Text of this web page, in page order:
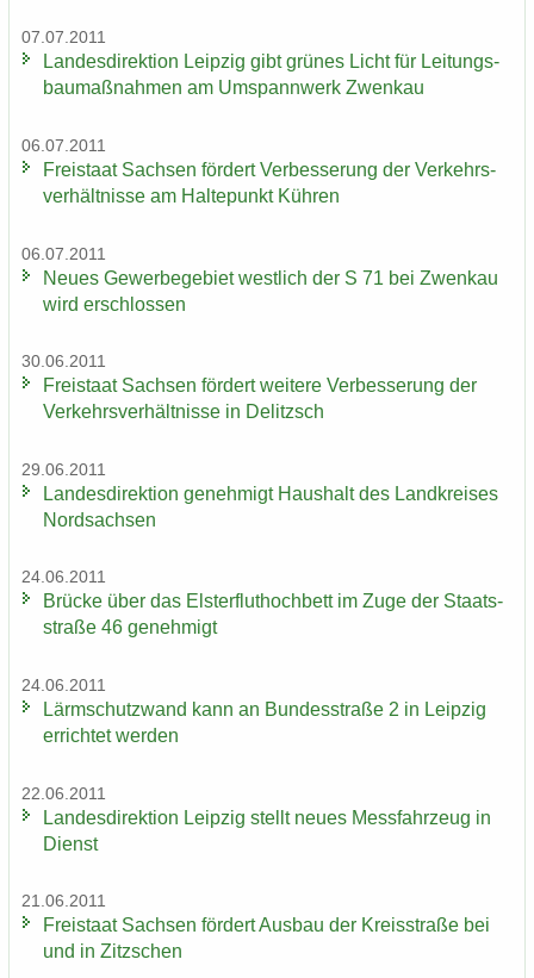
07.07.2011
Lan­des­di­rek­ti­on Leip­zig gibt grü­nes Licht für Lei­tungs­
bau­maß­nah­men am Um­spann­werk Zwenkau
06.07.2011
Frei­staat Sach­sen för­dert Ver­bes­se­rung der Ver­kehrs­
ver­hält­nis­se am Hal­te­punkt Küh­ren
06.07.2011
Neues Ge­wer­be­ge­biet west­lich der S 71 bei Zwenkau
wird er­schlos­sen
30.06.2011
Frei­staat Sach­sen för­dert wei­te­re Ver­bes­se­rung der
Ver­kehrs­ver­hält­nis­se in De­litzsch
29.06.2011
Lan­des­di­rek­ti­on ge­neh­migt Haus­halt des Land­krei­ses
Nord­sach­sen
24.06.2011
Brü­cke über das Els­ter­flut­hoch­bett im Zuge der Staats­
stra­ße 46 ge­neh­migt
24.06.2011
Lärm­schutz­wand kann an Bun­des­stra­ße 2 in Leip­zig
er­rich­tet wer­den
22.06.2011
Lan­des­di­rek­ti­on Leip­zig stellt neues Mess­fahr­zeug in
Dienst
21.06.2011
Frei­staat Sach­sen för­dert Aus­bau der Kreis­stra­ße bei
und in Zitz­schen